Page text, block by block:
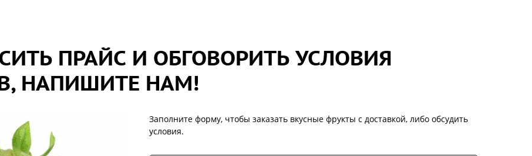
ПРАЙС И ОБГОВОРИТЬ УСЛОВИЯ
НАПИШИТЕ НАМ!
Заполните форму, чтобы заказать вкусные фрукты с доставкой, либо обсудить
условия.